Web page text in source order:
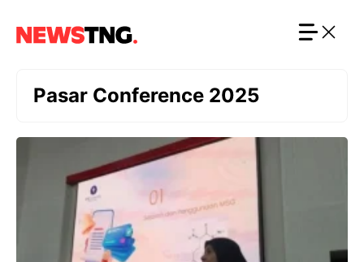
Pasar Conference 2025